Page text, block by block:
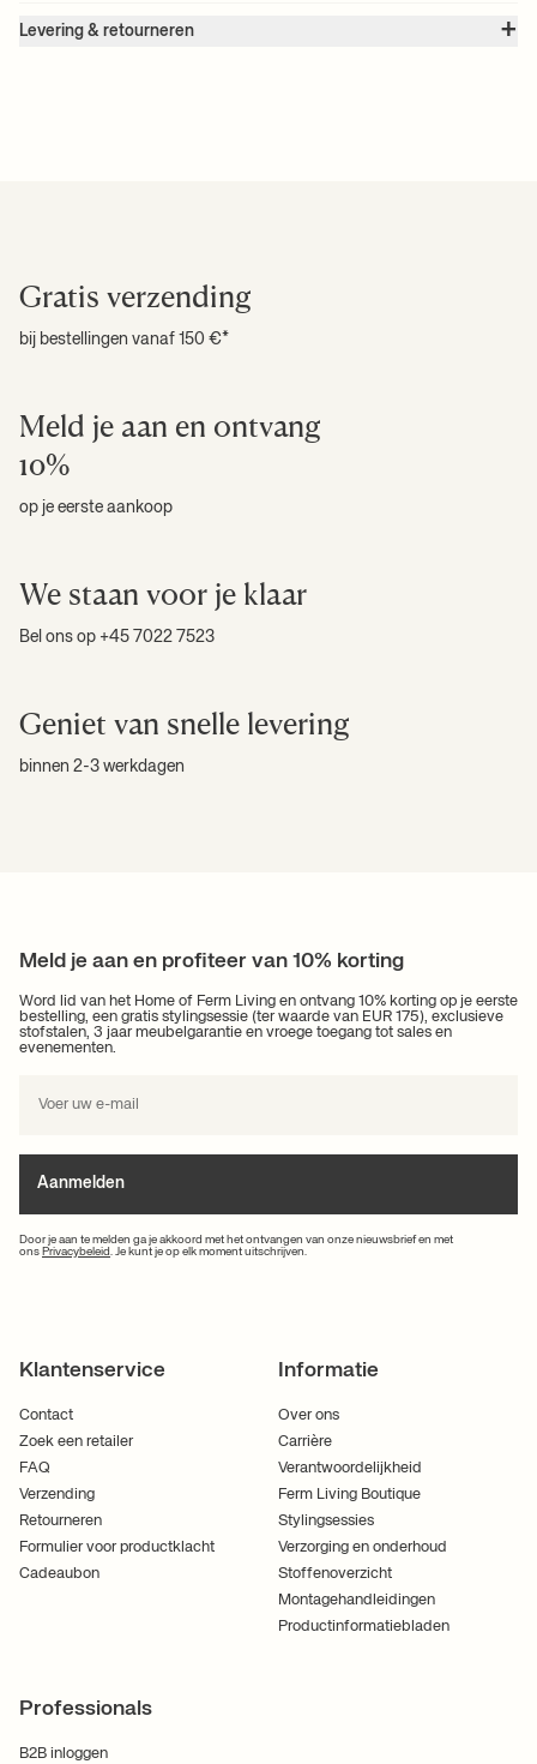
Kleur: Chrome
Levering & retourneren +
Gratis verzending
bij bestellingen vanaf 150 €*
Meld je aan en ontvang
10%
op je eerste aankoop
We staan voor je klaar
Bel ons op +45 7022 7523
Geniet van snelle levering
binnen 2-3 werkdagen
Meld je aan en profiteer van 10% korting
Word lid van het Home of Ferm Living en ontvang 10% korting op je eerste
bestelling, een gratis styling­sessie (ter waarde van EUR 175), exclusieve
stofstalen, 3 jaar meubelgarantie en vroege toegang tot sales en
evenementen.
Door je aan te melden ga je akkoord met het ontvangen van onze nieuwsbrief en met
ons Privacybeleid . Je kunt je op elk moment uitschrijven.
Aanmelden
Klantenservice
Contact
Zoek een retailer
FAQ
Verzending
Retourneren
Formulier voor productklacht
Cadeaubon
Informatie
Over ons
Carrière
Verantwoordelijkheid
Ferm Living Boutique
Stylingsessies
Verzorging en onderhoud
Stoffenoverzicht
Montagehandleidingen
Productinformatiebladen
Professionals
B2B inloggen